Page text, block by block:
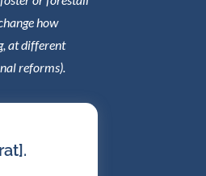
how
at different
reforms).